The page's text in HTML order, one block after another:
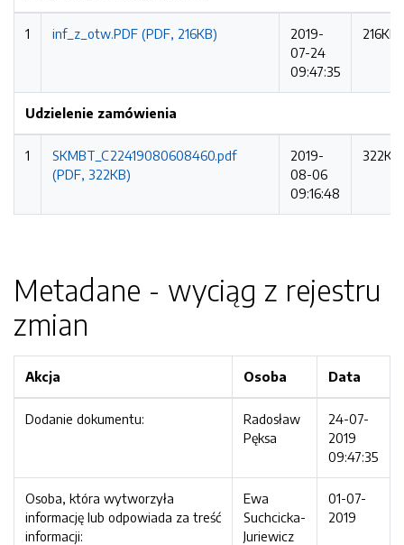
1 inf_z_otw.PDF (PDF, 216KB)
2019-
07-24
09:47:35
216KB
Udzielenie zamówienia
1
SKMBT_C22419080608460.pdf
(PDF, 322KB)
2019-
08-06
09:16:48
322KB
Metadane - wyciąg z rejestru
zmian
Akcja Osoba Data
Dodanie dokumentu:
Radosław
Pęksa
24-07-
2019
09:47:35
Osoba, która wytworzyła
informację lub odpowiada za treść
informacji:
Ewa
Suchcicka-
Juriewicz
01-07-
2019